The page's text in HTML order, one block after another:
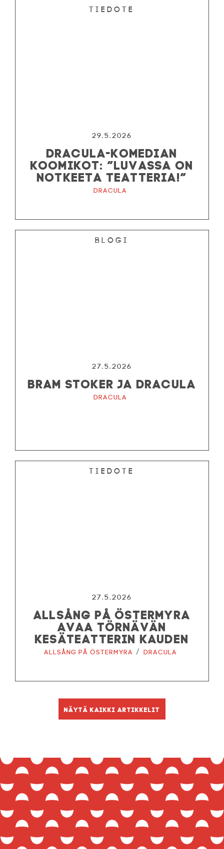
Tiedote
29.5.2026
DRACULA-KOMEDIAN
KOOMIKOT: ”LUVASSA ON
NOTKEETA TEATTERIA!”
Dracula
Blogi
27.5.2026
BRAM STOKER JA DRACULA
Dracula
Tiedote
27.5.2026
ALLSÅNG PÅ ÖSTERMYRA
AVAA TÖRNÄVÄN
KESÄTEATTERIN KAUDEN
Allsång på Östermyra / Dracula
Näytä kaikki artikkelit